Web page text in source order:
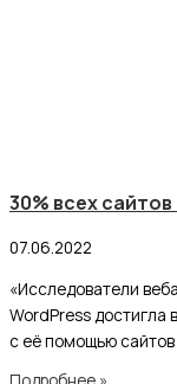
30% всех
07.06.2022
«Исследователи
WordPress достигла
с её помощью сайтов
Подробнее »